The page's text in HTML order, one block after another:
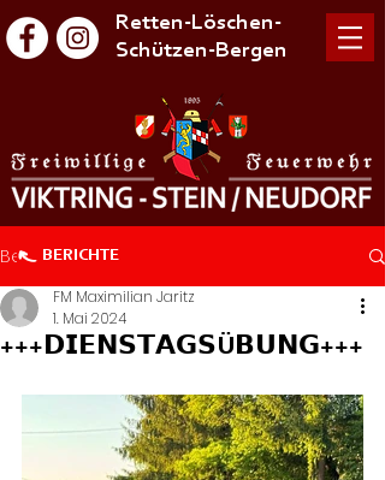
Retten-Löschen-
Schützen-Bergen
Beitrag
+++𝗗𝗜𝗘𝗡𝗦𝗧𝗔𝗚𝗦Ü𝗕𝗨𝗡𝗚+++
FM Maximilian Jaritz
1. Mai 2024
BERICHTE